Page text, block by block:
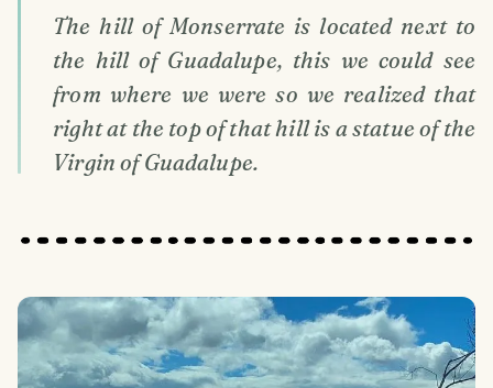
The hill of Monserrate is located next to
the hill of Guadalupe, this we could see
from where we were so we realized that
right at the top of that hill is a statue of the
Virgin of Guadalupe.